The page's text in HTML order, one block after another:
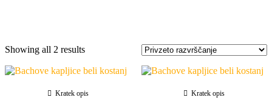
Showing all 2 results
Kratek opis Kratek opis